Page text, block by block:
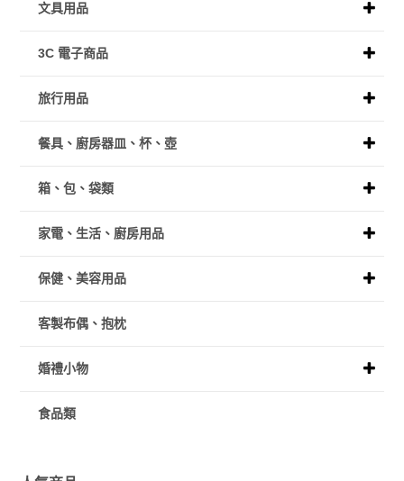
文具用品
3C 電子商品
旅行用品
餐具、廚房器皿、杯、壺
箱、包、袋類
家電、生活、廚房用品
保健、美容用品
客製布偶、抱枕
婚禮小物
食品類